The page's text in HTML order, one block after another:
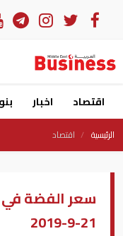
اقتصاد اخبار
الرئيسية اقتصاد
سعر الفضة في
21-9-2019